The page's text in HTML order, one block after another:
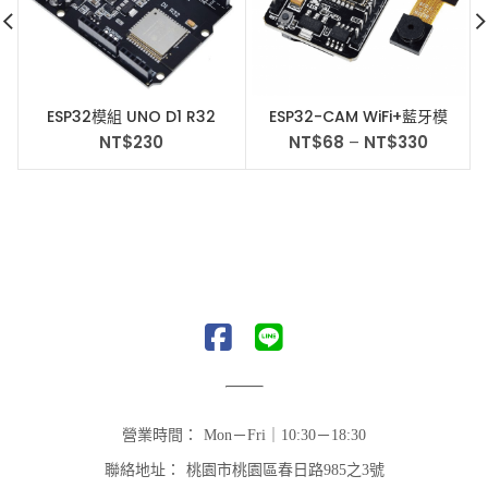
ESP32模組 UNO D1 R32
WiFi和藍牙esp32開發板
4MB閃存
NT$230
ESP32-CAM WiFi+藍牙模
組 ESP32 攝影頭
NodeMcu
NT$68 – NT$330
營業時間： Mon－Fri｜10:30－18:30
聯絡地址： 桃園市桃園區春日路985之3號